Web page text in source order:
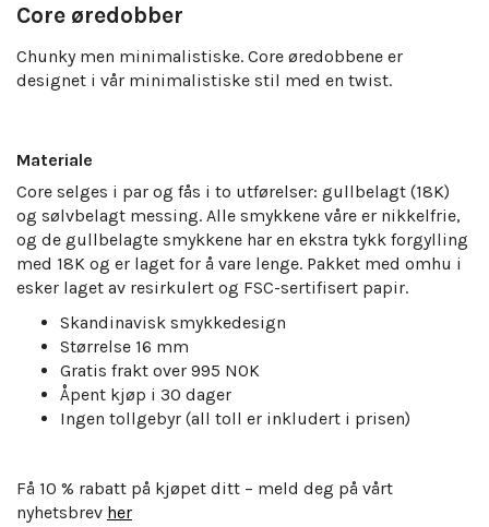
Core øredobber
Chunky men minimalistiske. Core øredobbene er
designet i vår minimalistiske stil med en twist.
Materiale
Core selges i par og fås i to utførelser: gullbelagt (18K)
og sølvbelagt messing. Alle smykkene våre er nikkelfrie,
og de gullbelagte smykkene har en ekstra tykk forgylling
med 18K og er laget for å vare lenge. Pakket med omhu i
esker laget av resirkulert og FSC-sertifisert papir.
Skandinavisk smykkedesign
Størrelse 16 mm
Gratis frakt over 995 NOK
Åpent kjøp i 30 dager
Ingen tollgebyr (all toll er inkludert i prisen)
Få 10 % rabatt på kjøpet ditt – meld deg på vårt
nyhetsbrev her